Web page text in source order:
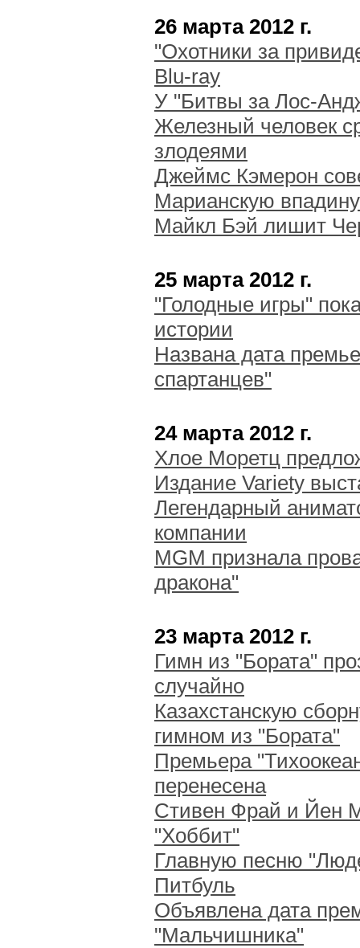
26 марта 2012 г.
"Охотники за
Blu-ray
У "Битвы за Лос-
Железный человек
злодеями
Джеймс Кэмерон
Марианскую впадину
Майкл Бэй лишит
25 марта 2012 г.
"Голодные игры"
истории
Названа дата
спартанцев"
24 марта 2012 г.
Хлое Моретц
Издание Variety
Легендарный
компании
MGM признала
дракона"
23 марта 2012 г.
Гимн из "Бората"
случайно
Казахстанскую
гимном из "Бората"
Премьера
перенесена
Стивен Фрай и Йен
"Хоббит"
Главную песню
Питбуль
Объявлена дата
"Мальчишника"